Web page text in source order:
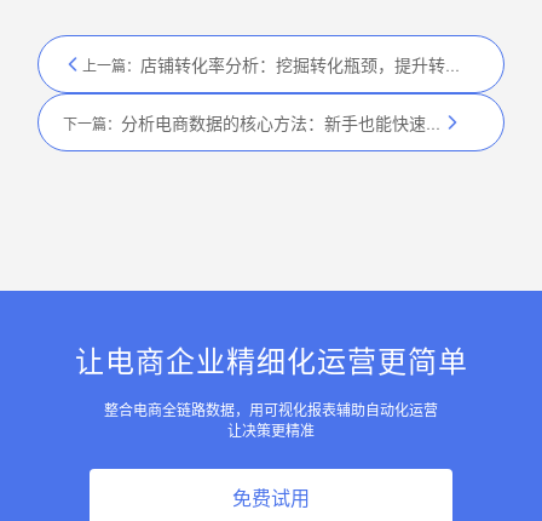
上一篇： 店铺转化率分析：挖掘转化瓶颈，提升转化效率的方法
下一篇： 分析电商数据的核心方法：新手也能快速上手的分析流程
让电商企业精细化运营更简单
整合电商全链路数据，用可视化报表辅助自动化运营
让决策更精准
免费试用